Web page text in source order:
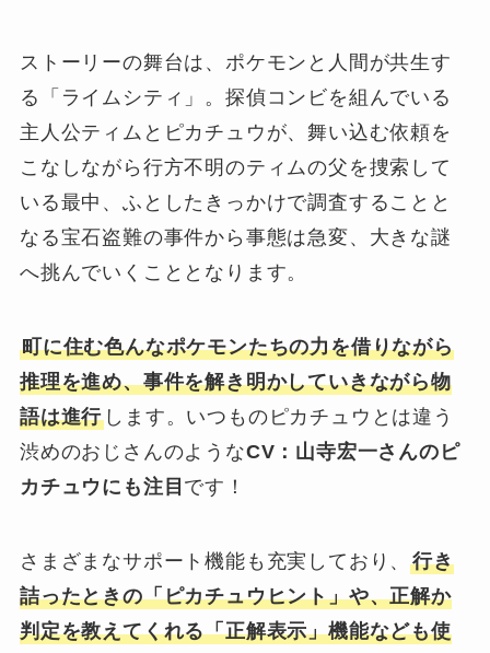
ストーリーの舞台は、ポケモンと人間が共生す
る「ライムシティ」。探偵コンビを組んでいる
主人公ティムとピカチュウが、舞い込む依頼を
こなしながら行方不明のティムの父を捜索して
いる最中、ふとしたきっかけで調査することと
なる宝石盗難の事件から事態は急変、大きな謎
へ挑んでいくこととなります。
町に住む色んなポケモンたちの力を借りながら
推理を進め、事件を解き明かしていきながら物
語は進行 します。いつものピカチュウとは違う
渋めのおじさんのようなCV：山寺宏一さんのピ
カチュウにも注目 です！
さまざまなサポート機能も充実しており、行き
詰ったときの「ピカチュウヒント」や、正解か
判定を教えてくれる「正解表示」機能なども使